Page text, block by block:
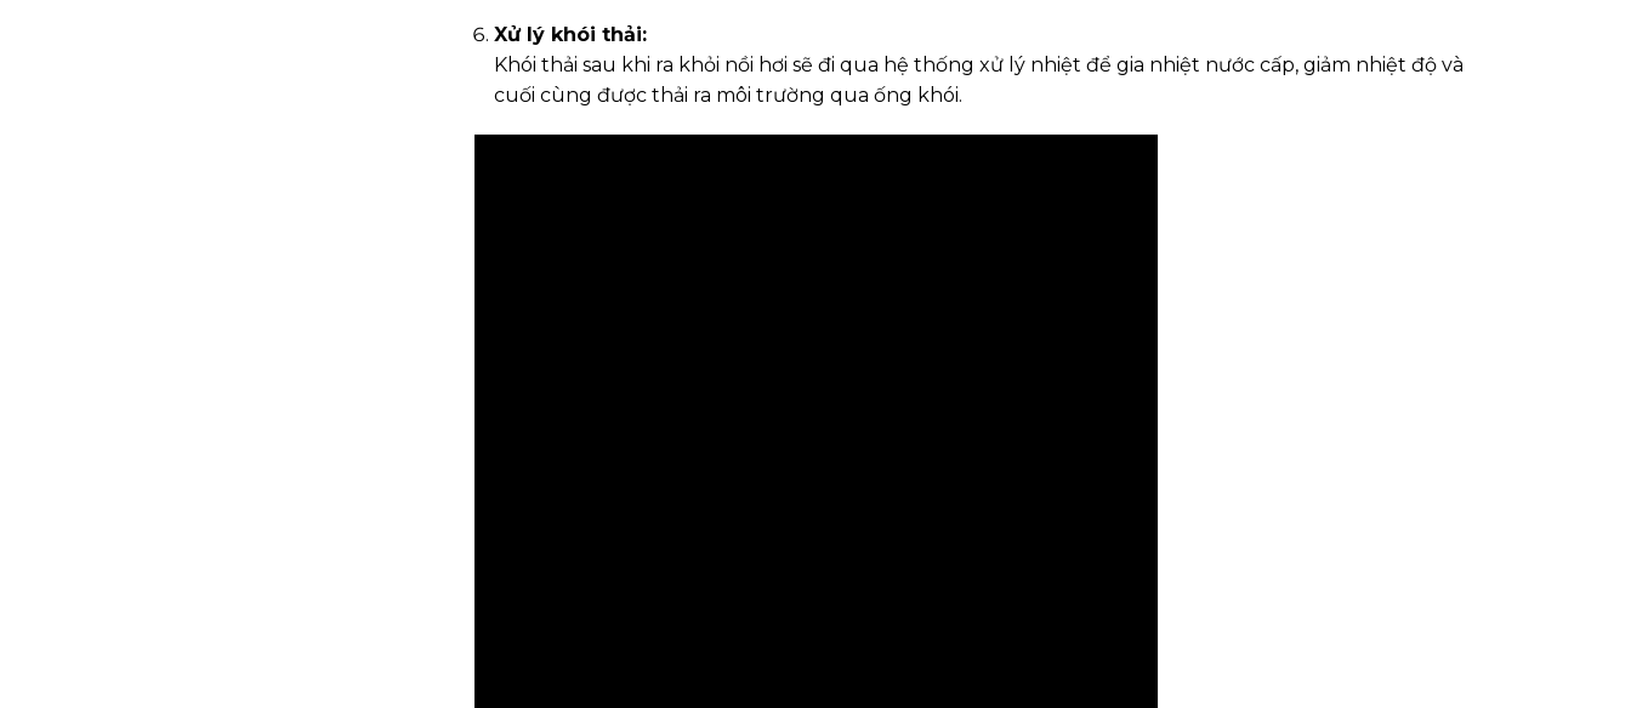
Xử lý khói thải:
Khói thải sau khi ra khỏi nồi hơi sẽ đi qua hệ thống xử lý nhiệt để gia nhiệt nước cấp, giảm nhiệt độ và
cuối cùng được thải ra môi trường qua ống khói.